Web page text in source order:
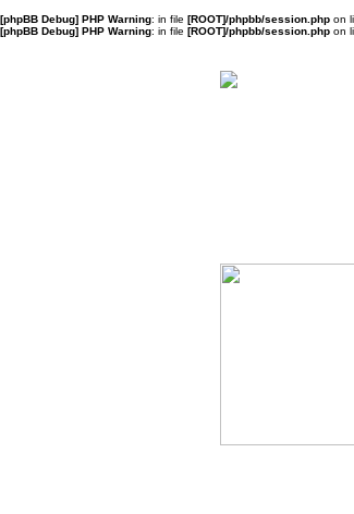
[phpBB Debug] PHP Warning: in file [ROOT]/phpbb/session.php on
[phpBB Debug] PHP Warning: in file [ROOT]/phpbb/session.php on